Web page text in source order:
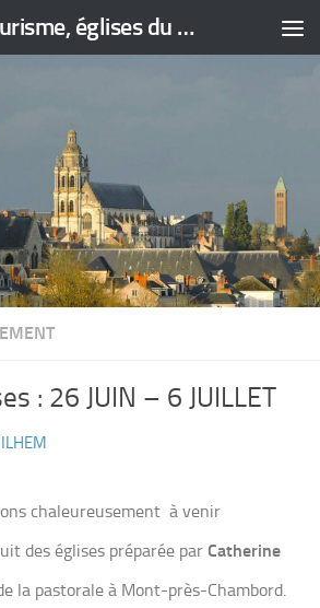
Pastorale du Tourisme, églises du Loir-et-Cher
: 26 JUIN – 6 JUILLET
chaleureusement à venir
des églises préparée par Catherine
la pastorale à Mont-près-Chambord.